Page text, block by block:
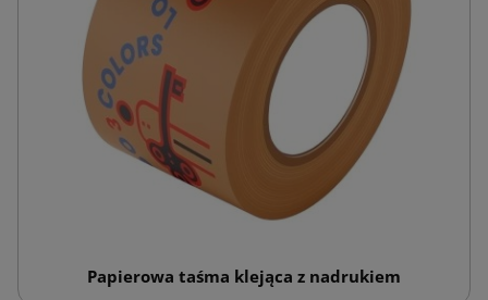
Papierowa taśma klejąca z nadrukiem